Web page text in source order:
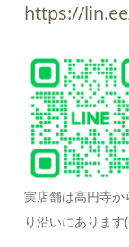
https://
実店舗は高円寺
り沿いにありま